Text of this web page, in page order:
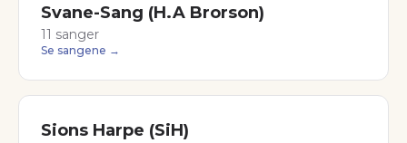
Svane-Sang (H.A Brorson)
11 sanger
Se sangene →
Sions Harpe (SiH)